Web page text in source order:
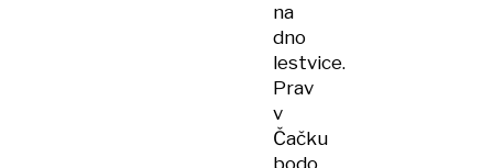
na
dno
lestvice.
Prav
v
Čačku